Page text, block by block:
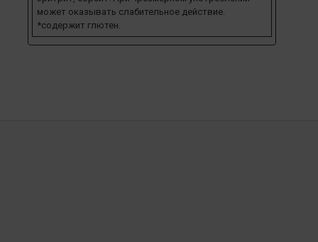
может оказывать слабительное действие.
*содержит глютен.